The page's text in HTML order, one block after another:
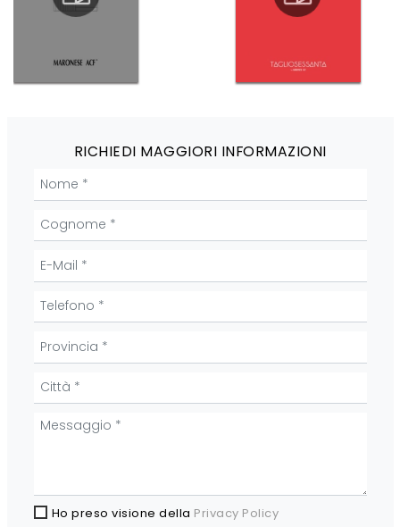
RICHIEDI MAGGIORI INFORMAZIONI
Ho preso visione della Privacy Policy